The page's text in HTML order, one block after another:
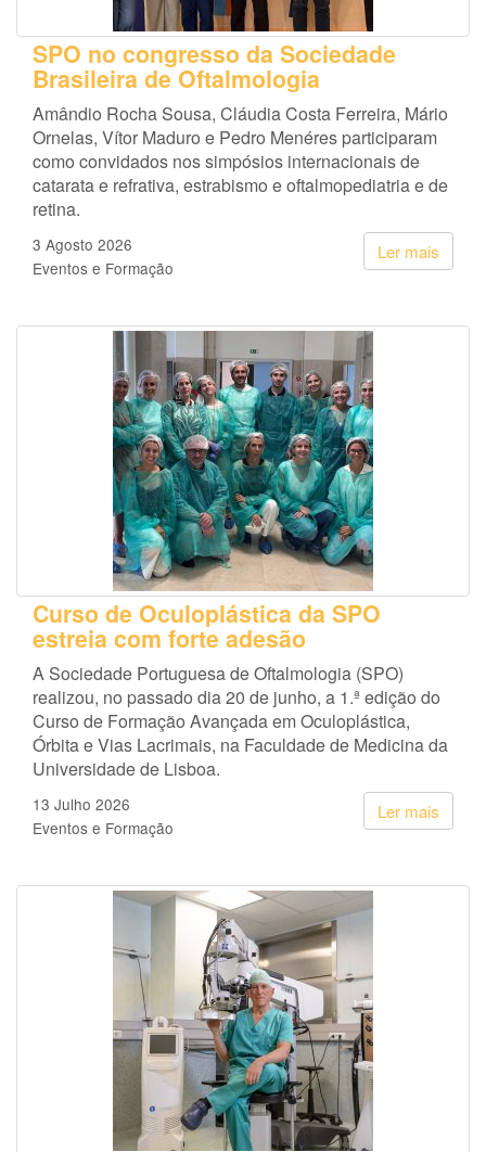
SPO no congresso da Sociedade
Brasileira de Oftalmologia
Amândio Rocha Sousa, Cláudia Costa Ferreira, Mário
Ornelas, Vítor Maduro e Pedro Menéres participaram
como convidados nos simpósios internacionais de
catarata e refrativa, estrabismo e oftalmopediatria e de
retina.
Ler mais
3 Agosto 2026
Eventos e Formação
Curso de Oculoplástica da SPO
estreia com forte adesão
A Sociedade Portuguesa de Oftalmologia (SPO)
realizou, no passado dia 20 de junho, a 1.ª edição do
Curso de Formação Avançada em Oculoplástica,
Órbita e Vias Lacrimais, na Faculdade de Medicina da
Universidade de Lisboa.
Ler mais
13 Julho 2026
Eventos e Formação